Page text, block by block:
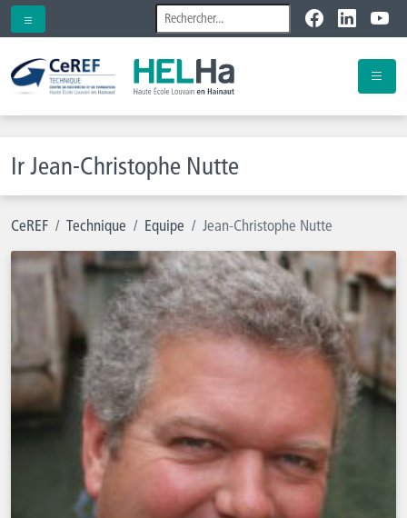
Ir Jean-Christophe Nutte
CeREF Technique Equipe Jean-Christophe Nutte